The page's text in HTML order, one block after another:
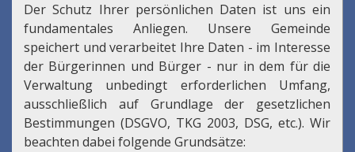
Der Schutz Ihrer persönlichen Daten ist uns ein
fundamentales Anliegen. Unsere Gemeinde
speichert und verarbeitet Ihre Daten - im Interesse
der Bürgerinnen und Bürger - nur in dem für die
Verwaltung unbedingt erforderlichen Umfang,
ausschließlich auf Grundlage der gesetzlichen
Bestimmungen (DSGVO, TKG 2003, DSG, etc.). Wir
beachten dabei folgende Grundsätze: